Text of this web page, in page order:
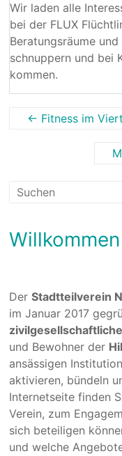
Wir laden alle
bei der FLUX
Beratungsräume
schnuppern und bei
kommen.
← Fitness im
DerStadtteilverein
im Januar 2017
und Bewohner der
ansässigen
aktivieren, bündeln
Internetseite finden
Verein, zum
sich beteiligen
und welche